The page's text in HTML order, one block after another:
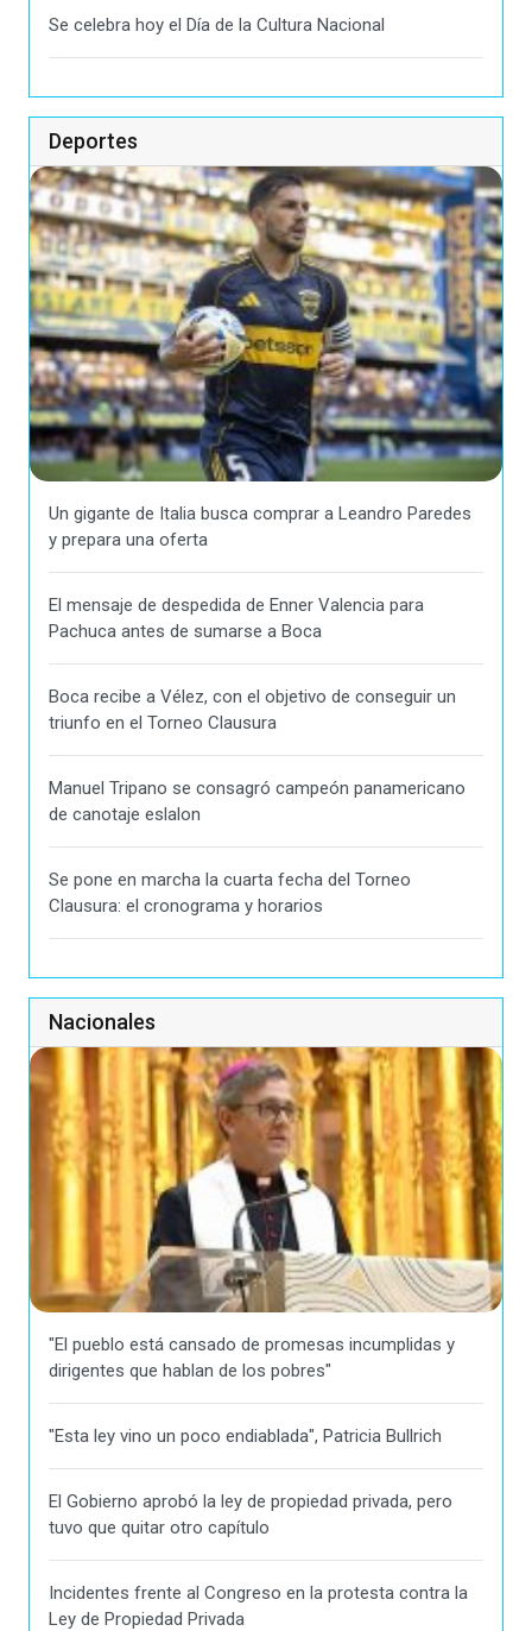
Se celebra hoy el Día de la Cultura Nacional
Deportes
Un gigante de Italia busca comprar a Leandro Paredes
y prepara una oferta
El mensaje de despedida de Enner Valencia para
Pachuca antes de sumarse a Boca
Boca recibe a Vélez, con el objetivo de conseguir un
triunfo en el Torneo Clausura
Manuel Tripano se consagró campeón panamericano
de canotaje eslalon
Se pone en marcha la cuarta fecha del Torneo
Clausura: el cronograma y horarios
Nacionales
"El pueblo está cansado de promesas incumplidas y
dirigentes que hablan de los pobres"
"Esta ley vino un poco endiablada", Patricia Bullrich
El Gobierno aprobó la ley de propiedad privada, pero
tuvo que quitar otro capítulo
Incidentes frente al Congreso en la protesta contra la
Ley de Propiedad Privada